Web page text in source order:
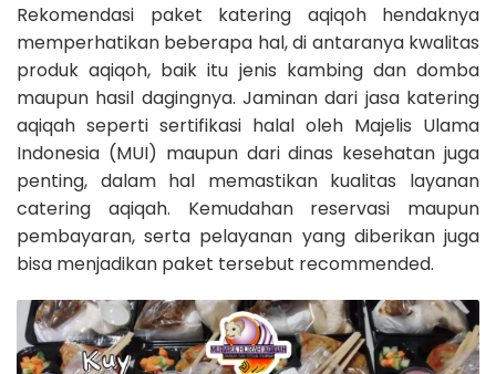
Rekomendasi paket katering aqiqoh hendaknya
memperhatikan beberapa hal, di antaranya kwalitas
produk aqiqoh, baik itu jenis kambing dan domba
maupun hasil dagingnya. Jaminan dari jasa katering
aqiqah seperti sertifikasi halal oleh Majelis Ulama
Indonesia (MUI) maupun dari dinas kesehatan juga
penting, dalam hal memastikan kualitas layanan
catering aqiqah. Kemudahan reservasi maupun
pembayaran, serta pelayanan yang diberikan juga
bisa menjadikan paket tersebut recommended.